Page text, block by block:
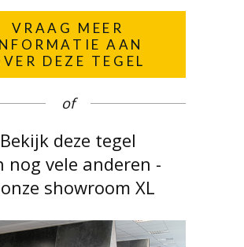
VRAAG MEER
AAN
DEZE TEGEL
of
Bekijk deze tegel
nog vele anderen -
showroom XL